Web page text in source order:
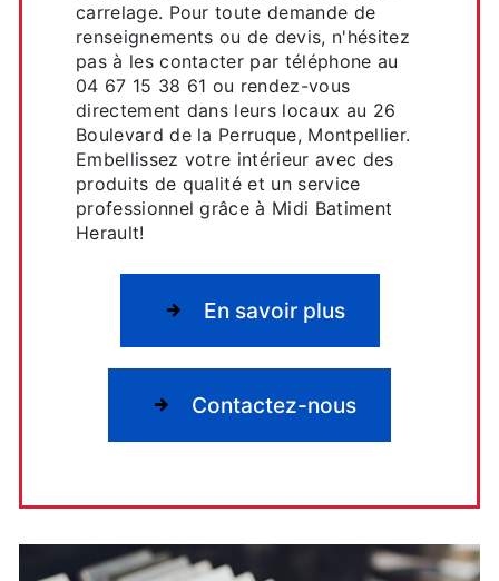
carrelage. Pour toute demande de
renseignements ou de devis, n'hésitez
pas à les contacter par téléphone au
04 67 15 38 61 ou rendez-vous
directement dans leurs locaux au 26
Boulevard de la Perruque, Montpellier.
Embellissez votre intérieur avec des
produits de qualité et un service
professionnel grâce à Midi Batiment
Herault!
En savoir plus
Contactez-nous